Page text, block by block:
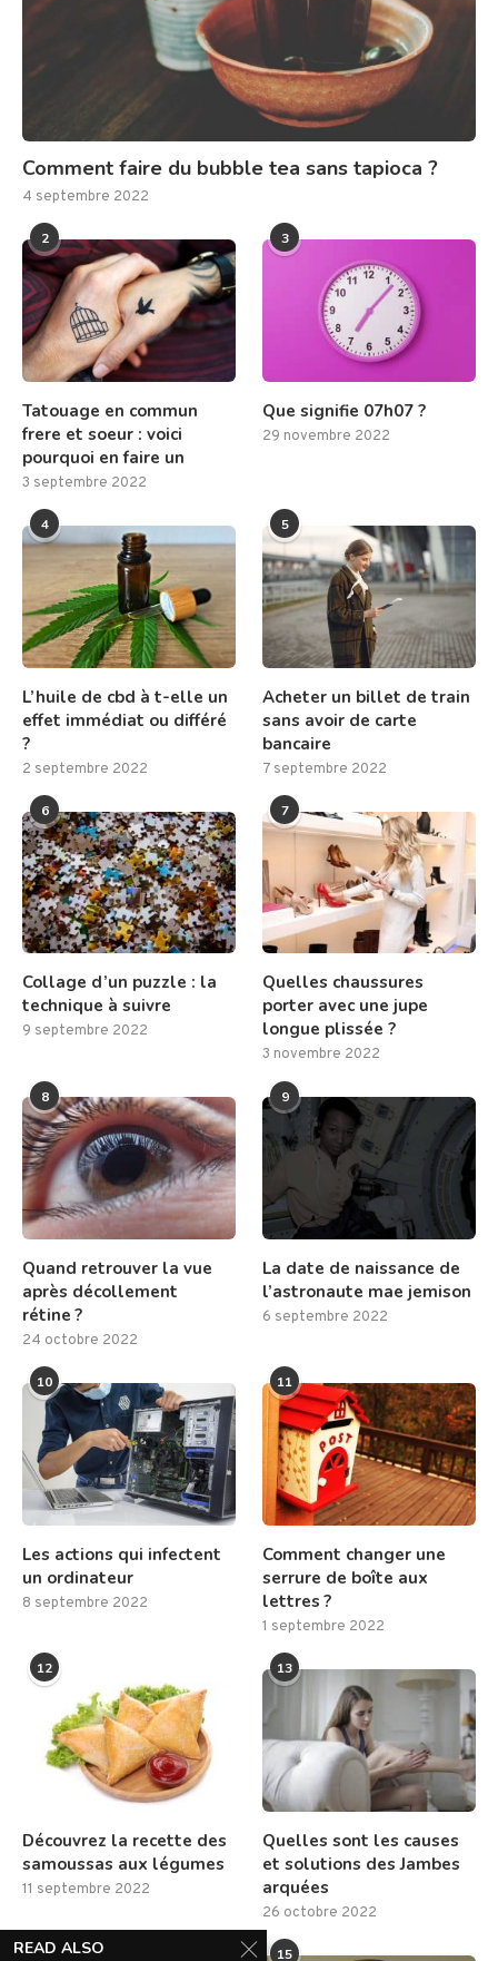
Comment faire du bubble tea sans tapioca ?
4 septembre 2022
2
Tatouage en commun
frere et soeur : voici
pourquoi en faire un
3 septembre 2022
3
Que signifie 07h07 ?
29 novembre 2022
4
L’huile de cbd à t-elle un
effet immédiat ou différé
?
2 septembre 2022
5
Acheter un billet de train
sans avoir de carte
bancaire
7 septembre 2022
6
Collage d’un puzzle : la
technique à suivre
9 septembre 2022
7
Quelles chaussures
porter avec une jupe
longue plissée ?
3 novembre 2022
8
Quand retrouver la vue
après décollement
rétine ?
24 octobre 2022
9
La date de naissance de
l’astronaute mae jemison
6 septembre 2022
10
Les actions qui infectent
un ordinateur
8 septembre 2022
11
Comment changer une
serrure de boîte aux
lettres ?
1 septembre 2022
12
Découvrez la recette des
samoussas aux légumes
11 septembre 2022
13
Quelles sont les causes
et solutions des Jambes
arquées
26 octobre 2022
14 15
READ ALSO